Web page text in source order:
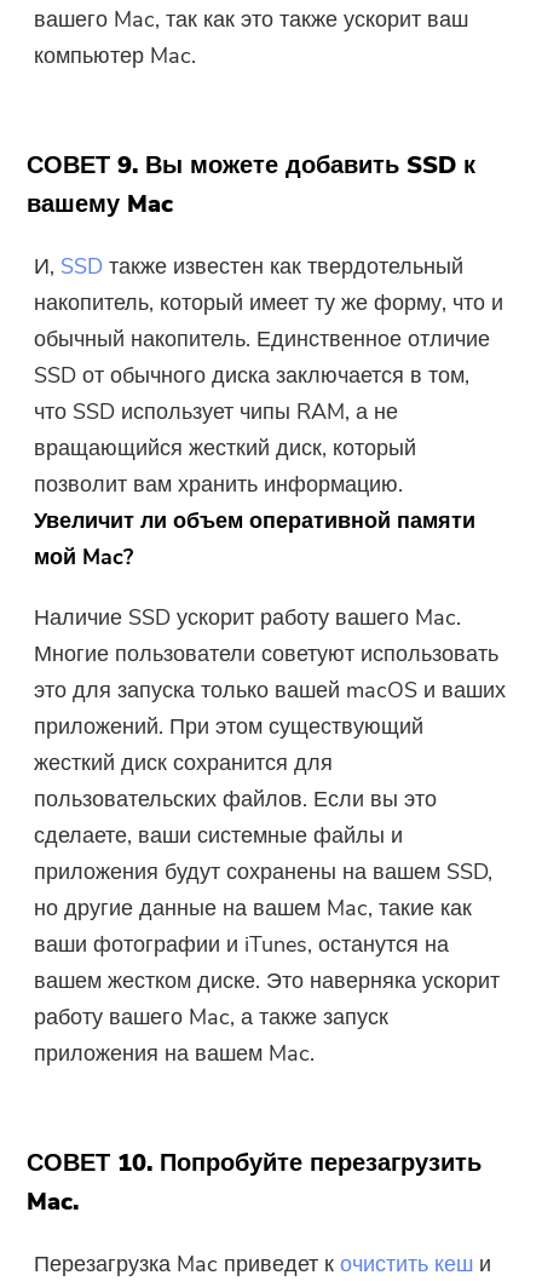
вашего Mac, так как это также ускорит ваш
компьютер Mac.
СОВЕТ 9. Вы можете добавить SSD к
вашему Mac
И, SSD также известен как твердотельный
накопитель, который имеет ту же форму, что и
обычный накопитель. Единственное отличие
SSD от обычного диска заключается в том,
что SSD использует чипы RAM, а не
вращающийся жесткий диск, который
позволит вам хранить информацию.
Увеличит ли объем оперативной памяти
мой Mac?
Наличие SSD ускорит работу вашего Mac.
Многие пользователи советуют использовать
это для запуска только вашей macOS и ваших
приложений. При этом существующий
жесткий диск сохранится для
пользовательских файлов. Если вы это
сделаете, ваши системные файлы и
приложения будут сохранены на вашем SSD,
но другие данные на вашем Mac, такие как
ваши фотографии и iTunes, останутся на
вашем жестком диске. Это наверняка ускорит
работу вашего Mac, а также запуск
приложения на вашем Mac.
СОВЕТ 10. Попробуйте перезагрузить
Mac.
Перезагрузка Mac приведет кочистить кеш и